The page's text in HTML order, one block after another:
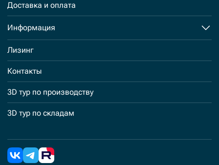
Доставка и оплата
Информация
Лизинг
Контакты
3D тур по производству
3D тур по складам